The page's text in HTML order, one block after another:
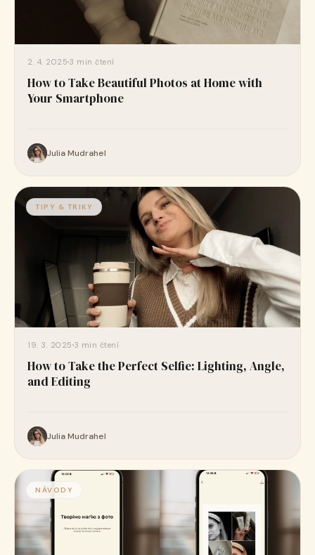
2. 4. 2025 3 min čtení
How to Take Beautiful Photos at Home with
Your Smartphone
Julia Mudrahel
TIPY & TRIKY
19. 3. 2025 3 min čtení
How to Take the Perfect Selfie: Lighting, Angle,
and Editing
Julia Mudrahel
NÁVODY